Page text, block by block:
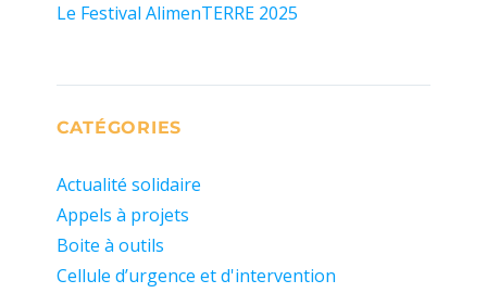
Le Festival AlimenTERRE 2025
CATÉGORIES
Actualité solidaire
Appels à projets
Boite à outils
Cellule d’urgence et d'intervention